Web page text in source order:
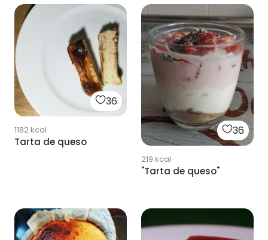
36
1182kcal
Tarta de queso
36
219 kcal
"Tarta de queso"